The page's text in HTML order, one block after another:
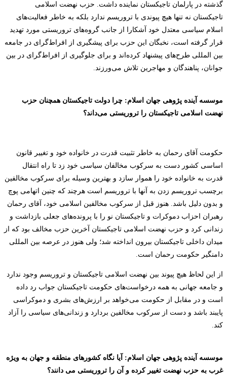
گذشته در پارلمان تاجیکستان نماینده داشت. حزب نهضت اسلامی
تاجیکستان نه تنها هیچ پیوندی با تروریسم ندارد بلکه به خاطر فعالیت‌های
اسلام سیاسی معتدل خود آشکارا از جانب گروه‌های تروریستی مورد تهدید
قرار گرفته است، نخبگان این حزب برای پیشگیری از افراط‌گرای در جامعه
بین المللی طرح‌های پیشنهاد کرده‌اند و برای جلوگیری از افراط‌گرای در بین
جوانان، پناهندگان و مهاجرین تلاش می‌ورزند.
موسسه آینده پژوهی جهان اسلام: چرا دولت تاجیکستان همچنان حزب
نهضت اسلامی تاجیکستان را تروریستی می‌داند؟
حکومت آقای رحمان به خاطر تثبیت قدرت در خانواده خود و تغییر قانون
اساسی کشور دست به سرکوب مخالفان سیاسی خود زد تا راه انتقال
قدرت به خانواده خود را هموار سازد و بهترین وسیله برای سرکوب مخالفین
برچسب تروریسم زدن به آنها با تروریسم است هرچند که چنین اتهامی پوچ
و بدون دلیل باشد. هنوز قبل از سرکوب مخالفین اسلامی خود، آقای رحمان
رهبران احزاب دموکرات و تاجیکستان نو را با پرونده‌های جعلی بازداشت و
زندانی کرد و حزب نهضت اسلامی تاجیکستان آخرین حزب مخالف بود که از
میدان داخلی تاجیکستان بیرون انداخته شد؛ ولی هنوز در عرصه بین المللی
دامنگیر حکومت رحمان است.
از این لحاظ هیچ پیوند بین نهضت اسلامی تاجیکستان و تروریسم وجود ندارد
و جامعه جهانی به همه درخواست‌های حکومت تاجیکستان جواب رد داده
است و در مقابل از حکومت می‌خواهد بر ارزش‌های بشری و دموکراسی
پایبند باشد و دست از سرکوب مخالفین بردارد و زندانی‌های سیاسی را آزاد
کند.
موسسه آینده پژوهی جهان اسلام: آیا نگاه کشورهای منطقه و جهان به ویژه
غرب به حزب نهضت تغییر کرده و آن را تروریستی می دانند؟